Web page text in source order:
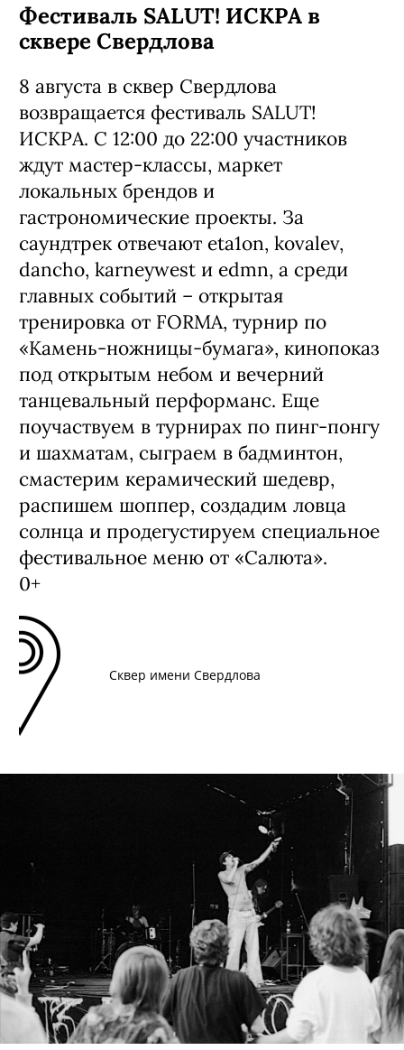
Фестиваль SALUT! ИСКРА в
сквере Свердлова
8 августа в сквер Свердлова
возвращается фестиваль SALUT!
ИСКРА. С 12:00 до 22:00 участников
ждут мастер-классы, маркет
локальных брендов и
гастрономические проекты. За
саундтрек отвечают eta1on, kovalev,
dancho, karneywest и edmn, а среди
главных событий – открытая
тренировка от FORMA, турнир по
«Камень-ножницы-бумага», кинопоказ
под открытым небом и вечерний
танцевальный перформанс. Еще
поучаствуем в турнирах по пинг-понгу
и шахматам, сыграем в бадминтон,
смастерим керамический шедевр,
распишем шоппер, создадим ловца
солнца и продегустируем специальное
фестивальное меню от «Салюта».
0+
Сквер имени Свердлова